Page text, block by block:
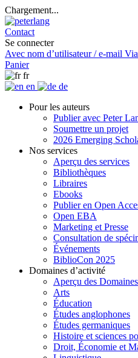
Chargement...
Contact
Se connecter
Avec nom d’utilisateur / e-mail
Panier
fr
en
de
Pour les auteurs
Publier avec Peter
Soumettre un projet
2026 Emerging
Nos services
Aperçu des services
Bibliothèques
Libraires
Ebooks
Publier en Open
Open EBA
Marketing et Presse
Consultation de
Événements
BiblioCon 2025
Domaines d’activité
Aperçu des
Arts
Éducation
Études anglophones
Études germaniques
Histoire et sciences
Droit, Économie et